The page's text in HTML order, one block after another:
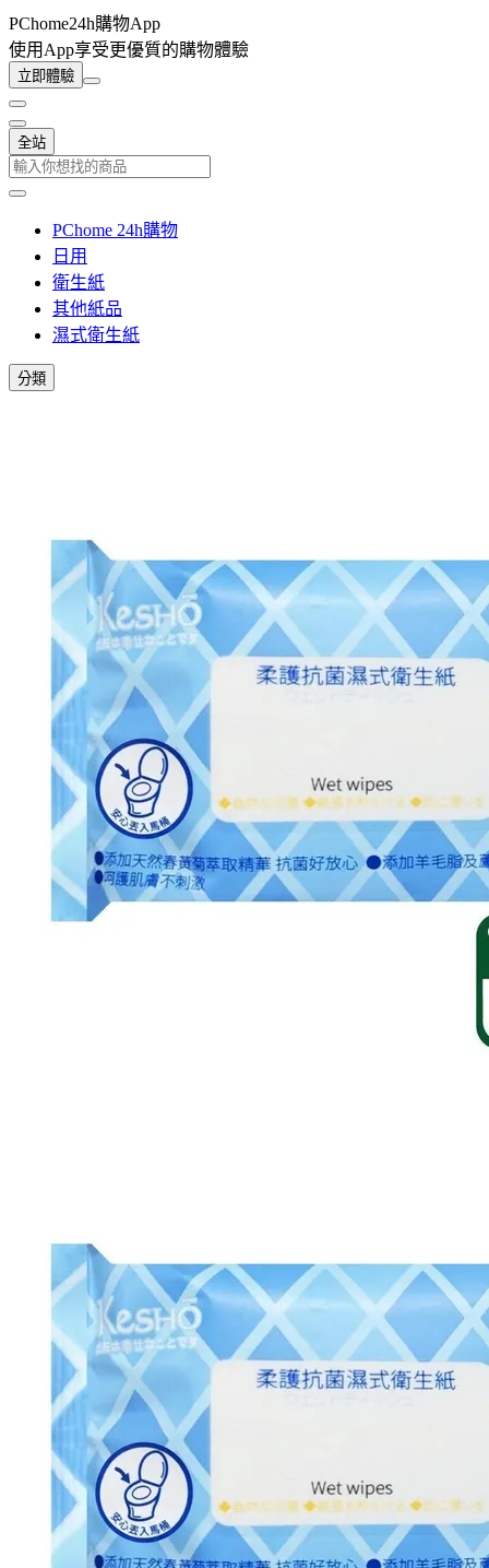
PChome24h購物App
使用App享受更優質的購物體驗
立即體驗
全站
PChome 24h購物
日用
衛生紙
其他紙品
濕式衛生紙
分類